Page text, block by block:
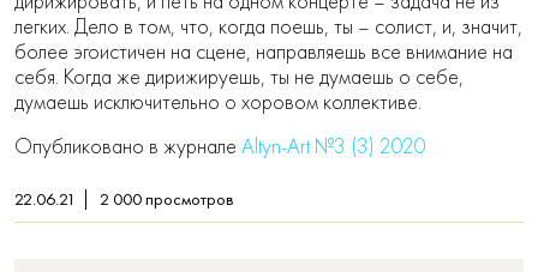
легких. Дело в том, что, когда поешь, ты – солист, и, значит,
более эгоистичен на сцене, направляешь все внимание на
себя. Когда же дирижируешь, ты не думаешь о себе,
думаешь исключительно о хоровом коллективе.
Опубликовано в журнале Altyn-Art №3 (3) 2020
22.06.21 2 000просмотров